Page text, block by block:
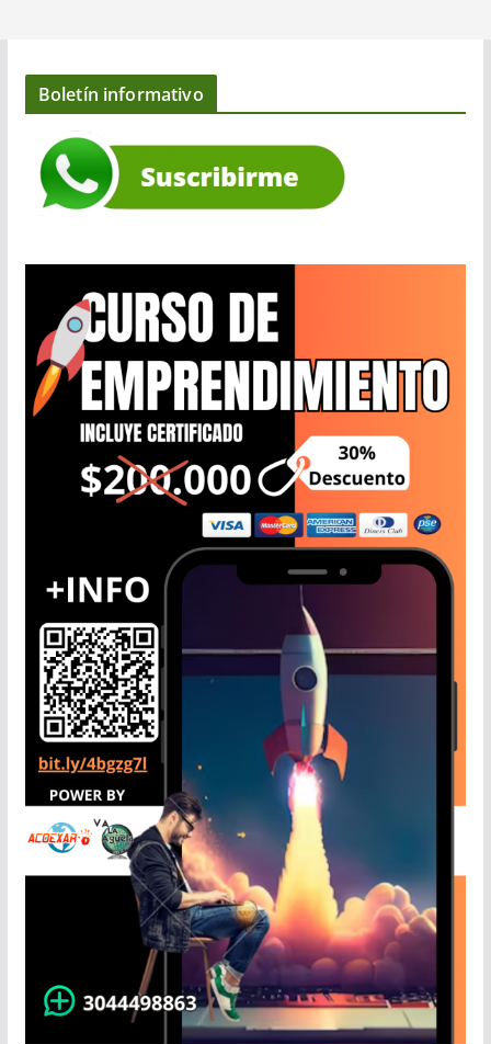
Boletín informativo